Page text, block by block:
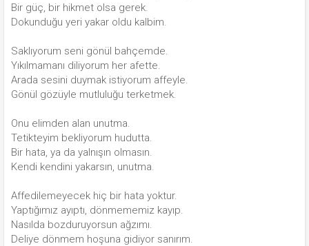
Bir güç, bir hikmet olsa gerek.
Dokunduğu yeri yakar oldu kalbim.
Saklıyorum seni gönül bahçemde.
Yıkılmamanı diliyorum her afette.
Arada sesini duymak istiyorum affeyle.
Gönül gözüyle mutluluğu terketmek.
Onu elimden alan unutma.
Tetikteyim bekliyorum hudutta.
Bir hata, ya da yalnışın olmasın.
Kendi kendini yakarsın, unutma.
Affedilemeyecek hiç bir hata yoktur.
Yaptığımız ayıptı, dönmememiz kayıp.
Nasılda bozduruyorsun ağzımı.
Deliye dönmem hoşuna gidiyor sanırım.